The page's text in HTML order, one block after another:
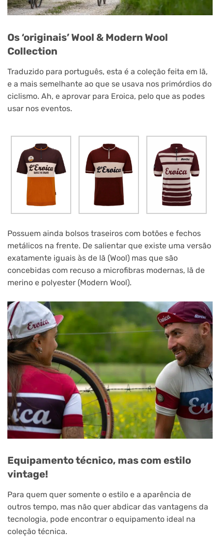
Os ‘originais’ Wool & Modern Wool
Collection
Traduzido para português, esta é a coleção feita em lã,
e a mais semelhante ao que se usava nos primórdios do
ciclismo. Ah, e aprovar para Eroica, pelo que as podes
usar nos eventos.
Possuem ainda bolsos traseiros com botões e fechos
metálicos na frente. De salientar que existe uma versão
exatamente iguais às de lã (Wool) mas que são
concebidas com recuso a microfibras modernas, lã de
merino e polyester (Modern Wool).
Equipamento técnico, mas com estilo
vintage!
Para quem quer somente o estilo e a aparência de
outros tempo, mas não quer abdicar das vantagens da
tecnologia, pode encontrar o equipamento ideal na
coleção técnica.